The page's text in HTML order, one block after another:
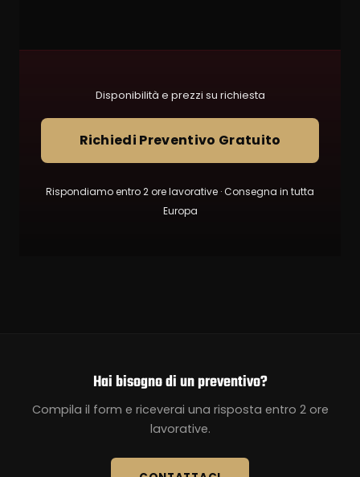
Disponibilità e prezzi su richiesta
Richiedi Preventivo Gratuito
Rispondiamo entro 2 ore lavorative · Consegna in tutta
Europa
Hai bisogno di un preventivo?
Compila il form e riceverai una risposta entro 2 ore
lavorative.